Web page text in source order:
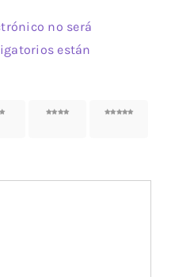
no será
están
4 de 5
5 de 5